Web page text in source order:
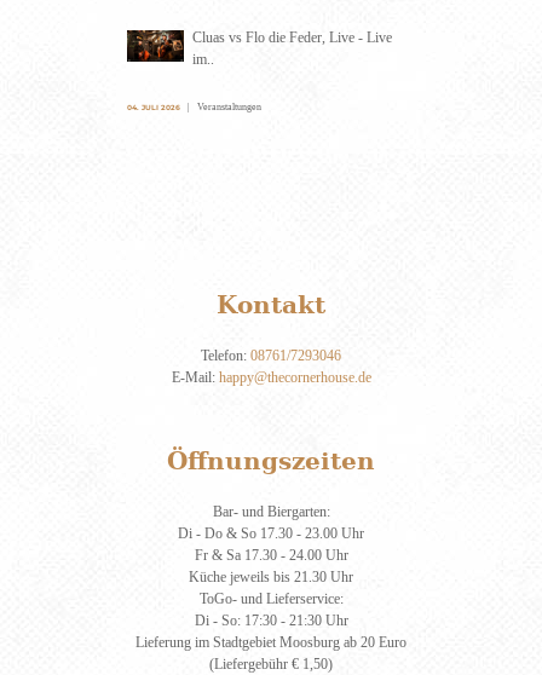
Cluas vs Flo die Feder, Live - Live
im..
04. JULI 2026 Veranstaltungen
Kontakt
Telefon: 08761/7293046
E-Mail: happy@thecornerhouse.de
Öffnungszeiten
Bar- und Biergarten:
Di - Do & So 17.30 - 23.00 Uhr
Fr & Sa 17.30 - 24.00 Uhr
Küche jeweils bis 21.30 Uhr
ToGo- und Lieferservice:
Di - So: 17:30 - 21:30 Uhr
Lieferung im Stadtgebiet Moosburg ab 20 Euro
(Liefergebühr € 1,50)